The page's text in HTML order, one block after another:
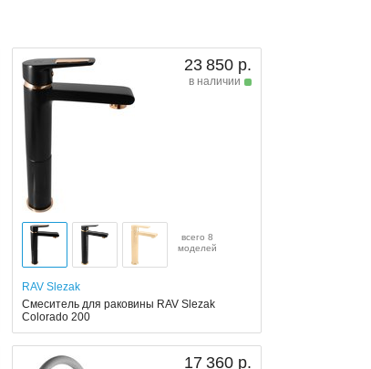
23 850 р.
в наличии
всего 8
моделей
RAV Slezak
Смеситель для раковины RAV Slezak
Colorado 200
17 360 р.